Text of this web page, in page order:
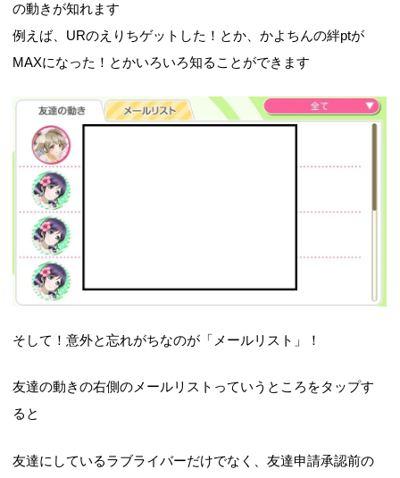
の動きが知れます
例えば、URのえりちゲットした！とか、かよちんの絆ptが
MAXになった！とかいろいろ知ることができます
そして！意外と忘れがちなのが「メールリスト」！
友達の動きの右側のメールリストっていうところをタップす
ると
友達にしているラブライバーだけでなく、友達申請承認前の